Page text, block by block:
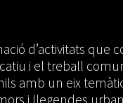
d’activitats que
i el treball
amb un eix
i llegendes